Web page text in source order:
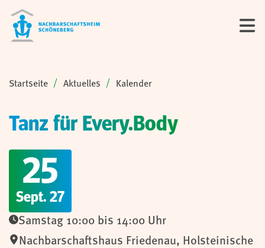
Sie sind hier:
Startseite Aktuelles Kalender
Tanz für Every.Body
25
Sept. 27
Samstag 10:00 bis 14:00 Uhr
Nachbarschaftshaus Friedenau, Holsteinische